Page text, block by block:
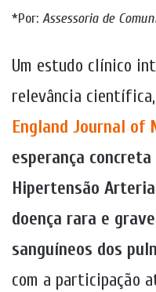
*Por: Assessoria de
Um estudo clínico
relevância
England Journal of
esperança
Hipertensão
doença rara e
sanguíneos dos
com a participação